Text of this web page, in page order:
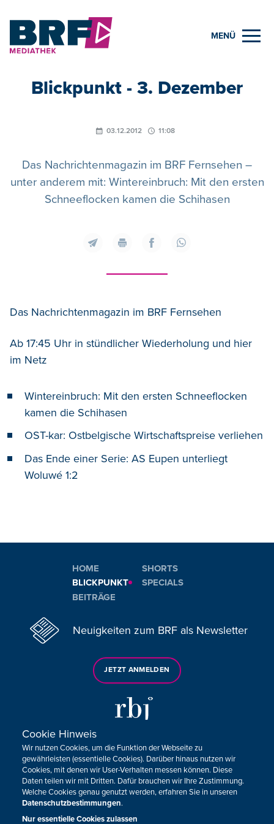
MENÜ
Blickpunkt - 3. Dezember
03.12.2012 11:08
Das Nachrichtenmagazin im BRF Fernsehen –
unter anderem mit: Wintereinbruch: Mit den ersten
Schneeflocken kamen die Schihasen
Das Nachrichtenmagazin im BRF Fernsehen
Ab 17:45 Uhr in stündlicher Wiederholung und hier
im Netz
Wintereinbruch: Mit den ersten Schneeflocken
kamen die Schihasen
OST-kar: Ostbelgische Wirtschaftspreise verliehen
Das Ende einer Serie: AS Eupen unterliegt
Woluwé 1:2
HOME
BLICKPUNKT
BEITRÄGE
SHORTS
SPECIALS
Neuigkeiten zum BRF als Newsletter
JETZT ANMELDEN
Sie haben noch Fragen oder Anmerkungen?
KONTAKTIEREN SIE UNS!
Impressum Datenschutz
Cookie-Zustimmung anpassen
Cookie Hinweis
Wir nutzen Cookies, um die Funktion der Webseite zu
gewährleisten (essentielle Cookies). Darüber hinaus nutzen wir
Cookies, mit denen wir User-Verhalten messen können. Diese
Daten teilen wir mit Dritten. Dafür brauchen wir Ihre Zustimmung.
Welche Cookies genau genutzt werden, erfahren Sie in unseren
Datenschutzbestimmungen.
Nur essentielle Cookies zulassen